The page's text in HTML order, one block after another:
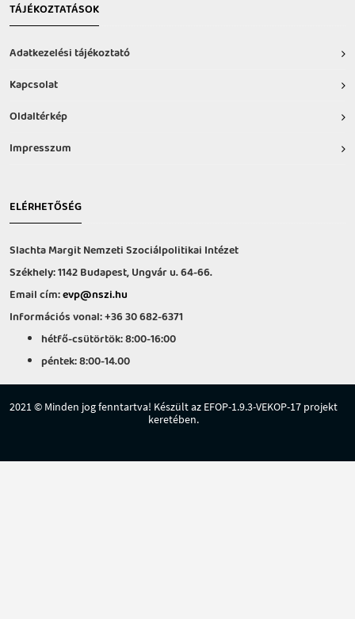
TÁJÉKOZTATÁSOK
Adatkezelési tájékoztató
Kapcsolat
Oldaltérkép
Impresszum
ELÉRHETŐSÉG
Slachta Margit Nemzeti Szociálpolitikai Intézet
Székhely: 1142 Budapest, Ungvár u. 64-66.
Email cím:evp@nszi.hu
Információs vonal: +36 30 682-6371
hétfő-csütörtök: 8:00-16:00
péntek: 8:00-14.00
2021 © Minden jog fenntartva! Készült az EFOP-1.9.3-VEKOP-17 projekt
keretében.